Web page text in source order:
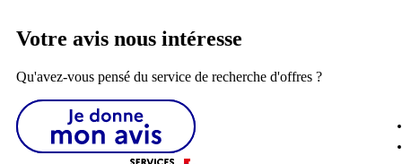
Votre avis nous intéresse
Qu'avez-vous pensé du service de recherche d'offres ?